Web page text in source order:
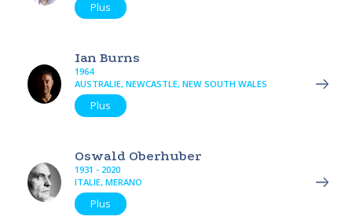
Plus
Ian Burns
1964
AUSTRALIE, NEWCASTLE, NEW SOUTH WALES
Plus
Oswald Oberhuber
1931 - 2020
ITALIE, MERANO
Plus